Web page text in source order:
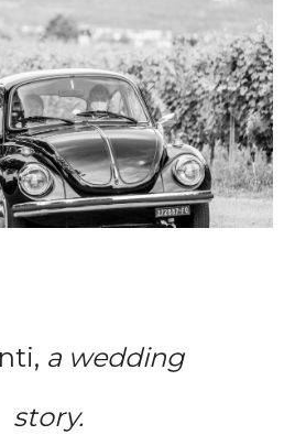
a wedding
story.